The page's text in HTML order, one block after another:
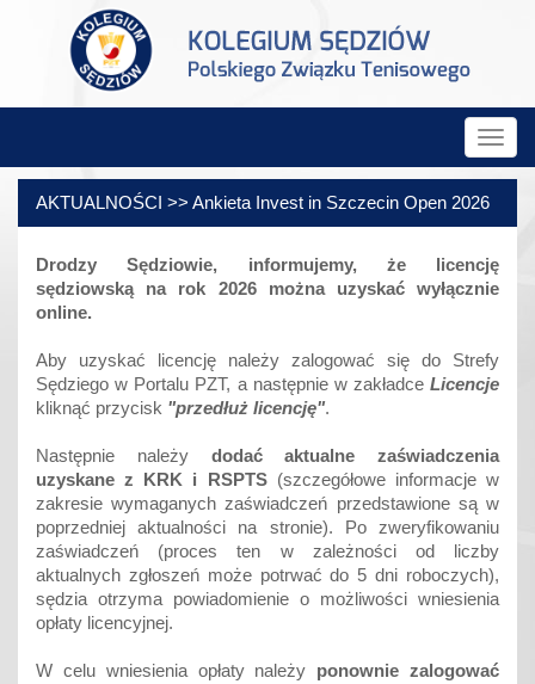
AKTUALNOŚCI >> Ankieta Invest in Szczecin Open 2026
Drodzy Sędziowie, informujemy, że licencję
sędziowską na rok 2026 można uzyskać wyłącznie
online.
Aby uzyskać licencję należy zalogować się do Strefy
Sędziego w Portalu PZT, a następnie w zakładceLicencje
kliknąć przycisk "przedłuż licencję".
Następnie należy dodać aktualne zaświadczenia
uzyskane z KRK i RSPTS(szczegółowe informacje w
zakresie wymaganych zaświadczeń przedstawione są w
poprzedniej aktualności na stronie). Po zweryfikowaniu
zaświadczeń (proces ten w zależności od liczby
aktualnych zgłoszeń może potrwać do 5 dni roboczych),
sędzia otrzyma powiadomienie o możliwości wniesienia
opłaty licencyjnej.
W celu wniesienia opłaty należy ponownie zalogować